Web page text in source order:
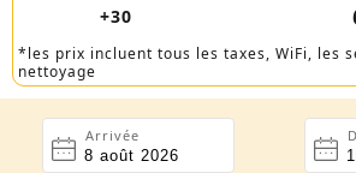
+30
*les prix incluent tous les taxes, WiFi, les
nettoyage
Arrivée